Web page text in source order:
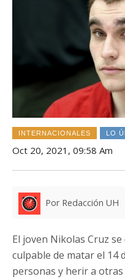
INTERNACIONALES LO
Oct 20, 2021, 09:58 Am
Por Redacción UH
El joven Nikolas Cruz
culpable de matar el 14
personas y herir a